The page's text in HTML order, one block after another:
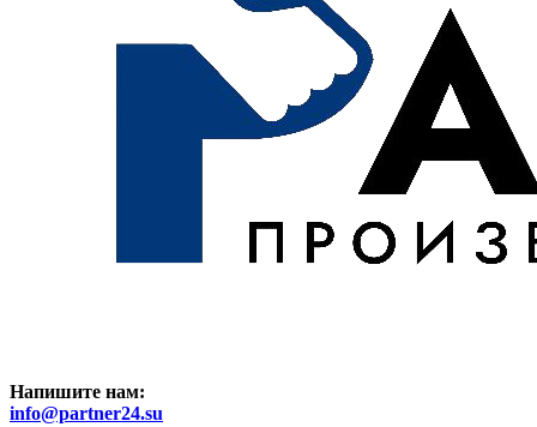
Напишите нам:
info@partner24.su